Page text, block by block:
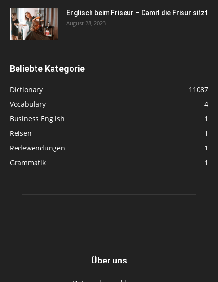
Englisch beim Friseur – Damit die Frisur sitzt
August 28, 2023
Beliebte Kategorie
Dictionary
11087
Vocabulary
4
Business English
1
Reisen
1
Redewendungen
1
Grammatik
1
Über uns